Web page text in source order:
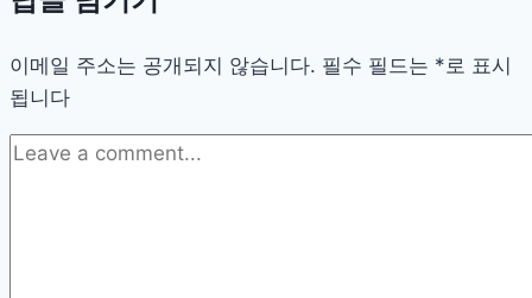
는
결
광
이메일 주소는 공개되지 않습니다. 필수 필드는 * 로 표시
됩니다